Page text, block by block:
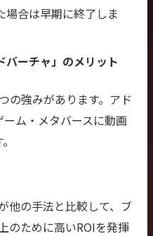
場合は早期に終了しま
ーチャ」のメリット
の強みがあります。アド
ム・メタバースに動画
他の手法と比較して、ブ
のために高いROIを発揮